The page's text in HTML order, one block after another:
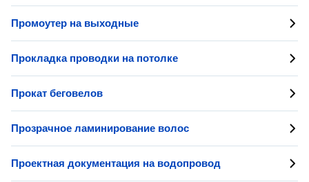
Промоутер на выходные
Прокладка проводки на потолке
Прокат беговелов
Прозрачное ламинирование волос
Проектная документация на водопровод